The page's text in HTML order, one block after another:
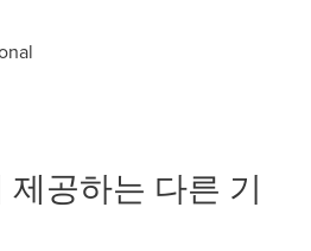
공하는 다른 기